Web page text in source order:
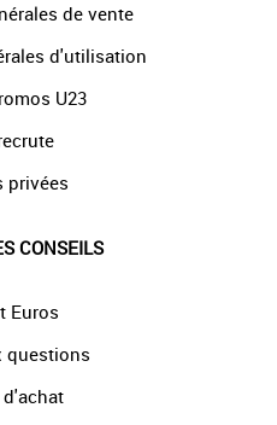
de vente
d'utilisation
U23
privées
CONSEILS
Euros
questions